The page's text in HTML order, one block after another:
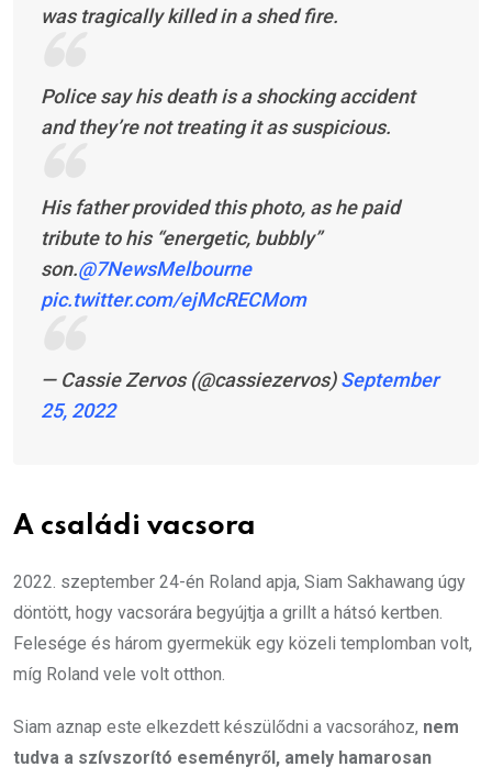
was tragically killed in a shed fire.
Police say his death is a shocking accident
and they’re not treating it as suspicious.
His father provided this photo, as he paid
tribute to his “energetic, bubbly”
son.@7NewsMelbourne
pic.twitter.com/ejMcRECMom
— Cassie Zervos (@cassiezervos)September
25, 2022
A családi vacsora
2022. szeptember 24-én Roland apja, Siam Sakhawang úgy
döntött, hogy vacsorára begyújtja a grillt a hátsó kertben.
Felesége és három gyermekük egy közeli templomban volt,
míg Roland vele volt otthon.
Siam aznap este elkezdett készülődni a vacsorához, nem
tudva a szívszorító eseményről, amely hamarosan